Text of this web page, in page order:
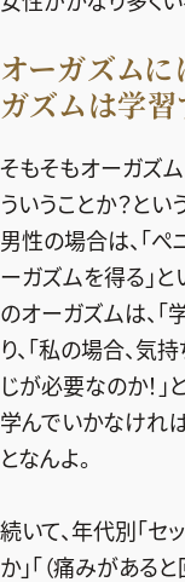
オーガズムに
ガズムは学習
そもそもオーガズ
ういうことか？とい
男性の場合は、「
ーガズムを得る」
のオーガズムは、「
り、「私の場合、気
じが必要なのか！」
学んでいかなければ
となんよ。
続いて、年代別「セ
か」「（痛みがある